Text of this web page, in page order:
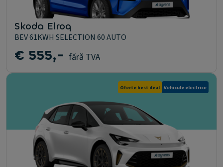
Skoda Elroq
BEV 61KWH SELECTION 60 AUTO
€ 555,- fără TVA
Oferte best deal Vehicule electrice